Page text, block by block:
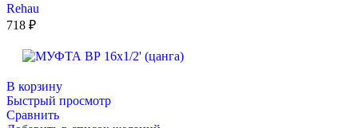
Rehau
718 ₽
В корзину
Быстрый просмотр
Сравнить